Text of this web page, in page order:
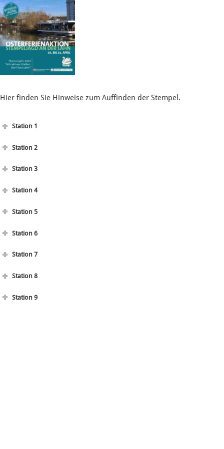
Hier finden Sie Hinweise zum Auffinden der Stempel.
Station 1
Station 2
Station 3
Station 4
Station 5
Station 6
Station 7
Station 8
Station 9